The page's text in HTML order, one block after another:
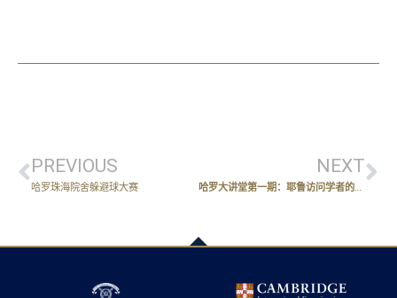
PREVIOUS
哈罗珠海院舍躲避球大赛
NEXT
哈罗大讲堂第一期：耶鲁访问学者的南极探险之旅